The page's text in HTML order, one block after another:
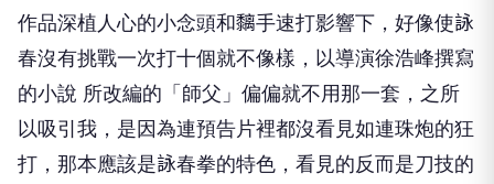
作品深植人心的小念頭和黐手速打影響下，好像使詠
春沒有挑戰一次打十個就不像樣，以導演徐浩峰撰寫
的小說 所改編的「師父」偏偏就不用那一套，之所
以吸引我，是因為連預告片裡都沒看見如連珠炮的狂
打，那本應該是詠春拳的特色，看見的反而是刀技的